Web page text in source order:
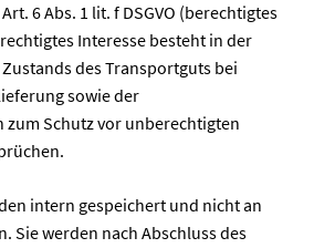
6 Abs. 1 lit. f DSGVO (berechtigtes
Interesse besteht in der
des Transportguts bei
sowie der
zum Schutz vor unberechtigten
intern gespeichert und nicht an
Sie werden nach Abschluss des